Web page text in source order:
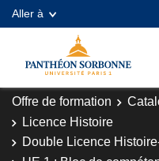
Aller à
Offre de formation
Licence Histoire
Double Licence